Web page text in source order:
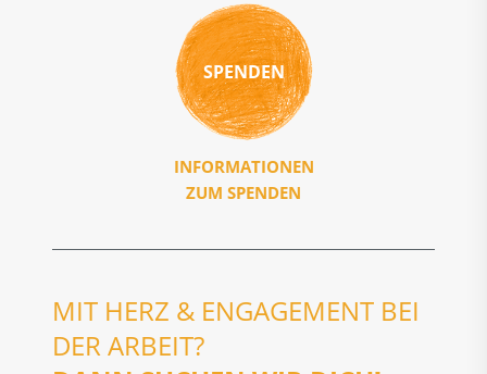
SPENDEN
INFORMATIONEN
ZUM SPENDEN
MIT HERZ & ENGAGEMENT BEI
DER ARBEIT?